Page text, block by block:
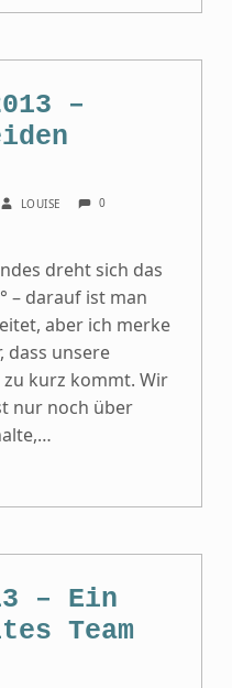
–
LOUISE 0
dreht sich das
– darauf ist man
aber ich merke
dass unsere
kurz kommt. Wir
nur noch über
– Ein
Team